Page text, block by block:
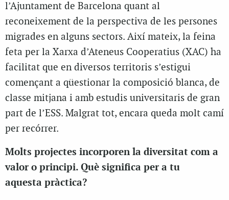
l’Ajuntament de Barcelona quant al
reconeixement de la perspectiva de les persones
migrades en alguns sectors. Així mateix, la feina
feta per la Xarxa d’Ateneus Cooperatius (XAC) ha
facilitat que en diversos territoris s’estigui
començant a qüestionar la composició blanca, de
classe mitjana i amb estudis universitaris de gran
part de l’ESS. Malgrat tot, encara queda molt camí
per recórrer.
Molts projectes incorporen la diversitat com a
valor o principi. Què significa per a tu
aquesta pràctica?